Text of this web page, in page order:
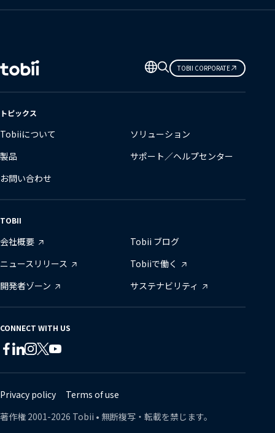
言
語
の
更
TOBII CORPORATE
トピックス
Tobiiについて
ソリューション
製品
サポート／ヘルプセンター
お問い合わせ
TOBII
会社概要
Tobii ブログ
ニュースリリース
Tobiiで働く
開発者ゾーン
サステナビリティ
CONNECT WITH US
Tobii
Facebook
Tobii
Linkedin
Tobii
Instagram
Tobii
Twitter
Tobii
Youtube
Tobii
Lin
Privacy policy
Terms of use
著作権 2001-2026 Tobii • 無断複写・転載を禁じます。